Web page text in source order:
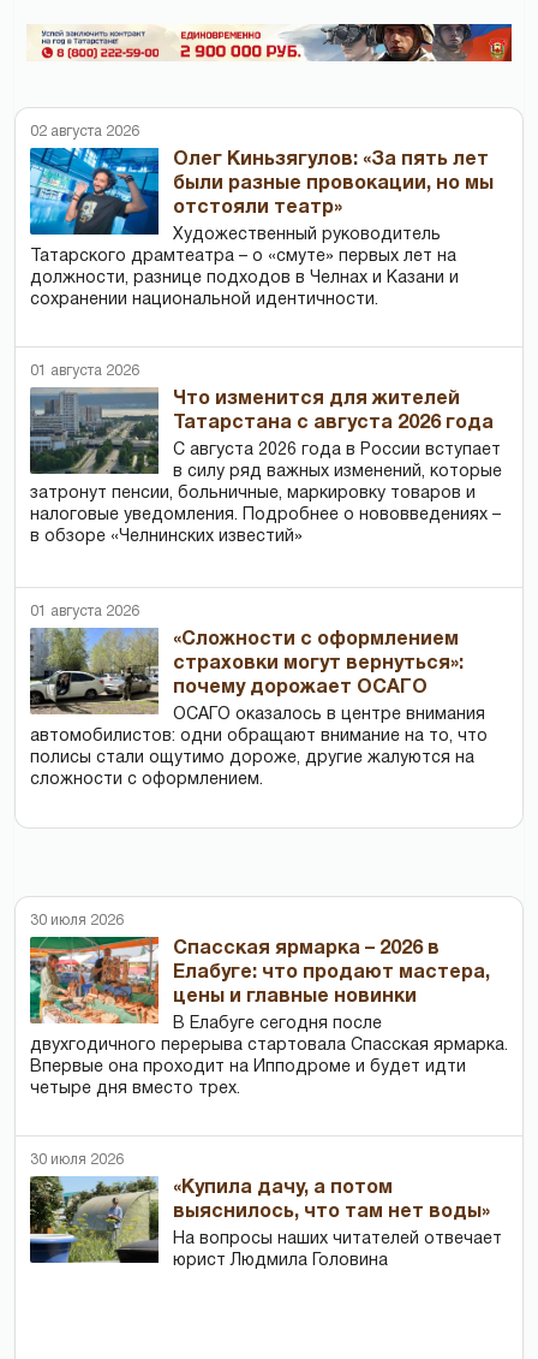
02 августа 2026
Олег Киньзягулов: «За пять лет
были разные провокации, но мы
отстояли театр»
Художественный руководитель
Татарского драмтеатра – о «смуте» первых лет на
должности, разнице подходов в Челнах и Казани и
сохранении национальной идентичности.
01 августа 2026
Что изменится для жителей
Татарстана с августа 2026 года
С августа 2026 года в России вступает
в силу ряд важных изменений, которые
затронут пенсии, больничные, маркировку товаров и
налоговые уведомления. Подробнее о нововведениях –
в обзоре «Челнинских известий»
01 августа 2026
«Сложности с оформлением
страховки могут вернуться»:
почему дорожает ОСАГО
ОСАГО оказалось в центре внимания
автомобилистов: одни обращают внимание на то, что
полисы стали ощутимо дороже, другие жалуются на
сложности с оформлением.
30 июля 2026
Спасская ярмарка – 2026 в
Елабуге: что продают мастера,
цены и главные новинки
В Елабуге сегодня после
двухгодичного перерыва стартовала Спасская ярмарка.
Впервые она проходит на Ипподроме и будет идти
четыре дня вместо трех.
30 июля 2026
«Купила дачу, а потом
выяснилось, что там нет воды»
На вопросы наших читателей отвечает
юрист Людмила Головина